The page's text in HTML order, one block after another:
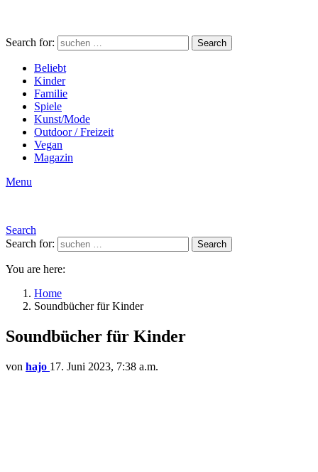
Search for: Search
Beliebt
Kinder
Familie
Spiele
Kunst/Mode
Outdoor / Freizeit
Vegan
Magazin
Menu
Search
Search for:
Search
You are here:
Home
Soundbücher für Kinder
Soundbücher für Kinder
von hajo 17. Juni 2023, 7:38 a.m.